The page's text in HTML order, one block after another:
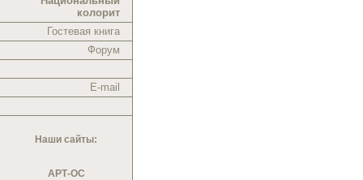
колорит
Гостевая книга
Форум
E-mail
Наши сайты:
АРТ-ОС